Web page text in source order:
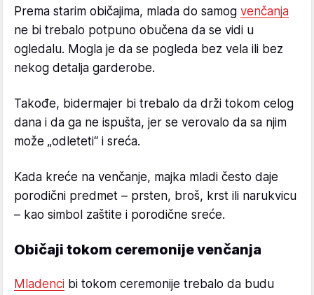
Prema starim običajima, mlada do samog venčanja
ne bi trebalo potpuno obučena da se vidi u
ogledalu. Mogla je da se pogleda bez vela ili bez
nekog detalja garderobe.
Takođe, bidermajer bi trebalo da drži tokom celog
dana i da ga ne ispušta, jer se verovalo da sa njim
može „odleteti“ i sreća.
Kada kreće na venčanje, majka mladi često daje
porodični predmet – prsten, broš, krst ili narukvicu
– kao simbol zaštite i porodične sreće.
Običaji tokom ceremonije venčanja
Mladenci bi tokom ceremonije trebalo da budu